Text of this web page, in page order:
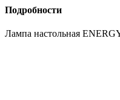
Подробности
Лампа настольная